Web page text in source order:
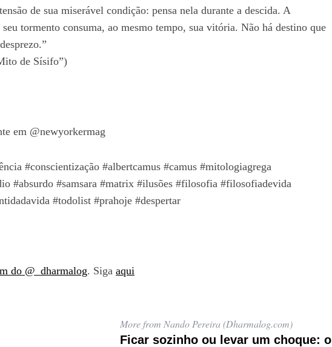
de sua miserável condição: pensa nela durante a descida. A
tormento consuma, ao mesmo tempo, sua vitória. Não há destino que
de Sísifo”)
em @newyorkermag
#conscientização #albertcamus #camus #mitologiagrega
#absurdo #samsara #matrix #ilusões #filosofia #filosofiadevida
#todolist #prahoje #despertar
do @_dharmalog. Siga aqui
More from Nando Pereira (Dharmalog.com)
Ficar sozinho ou levar um choque: o